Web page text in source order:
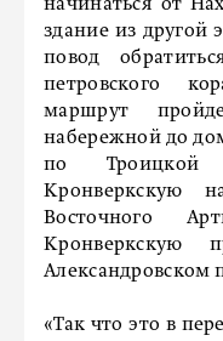
начинаться от
здание из другой
повод
петровского
маршрут
набережной до
по
Кронверкскую
Восточного
Кронверкскую
Александровском
«Так что это в